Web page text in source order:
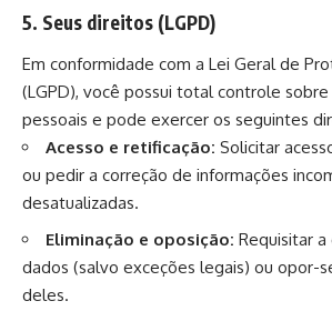
5. Seus direitos (LGPD)
Em conformidade com a Lei Geral de
(LGPD), você possui total controle sobre
pessoais e pode exercer os seguintes
Acesso e retificação: Solicitar
ou pedir a correção de informações
desatualizadas.
Eliminação e oposição: Requisitar
dados (salvo exceções legais) ou opor-
deles.